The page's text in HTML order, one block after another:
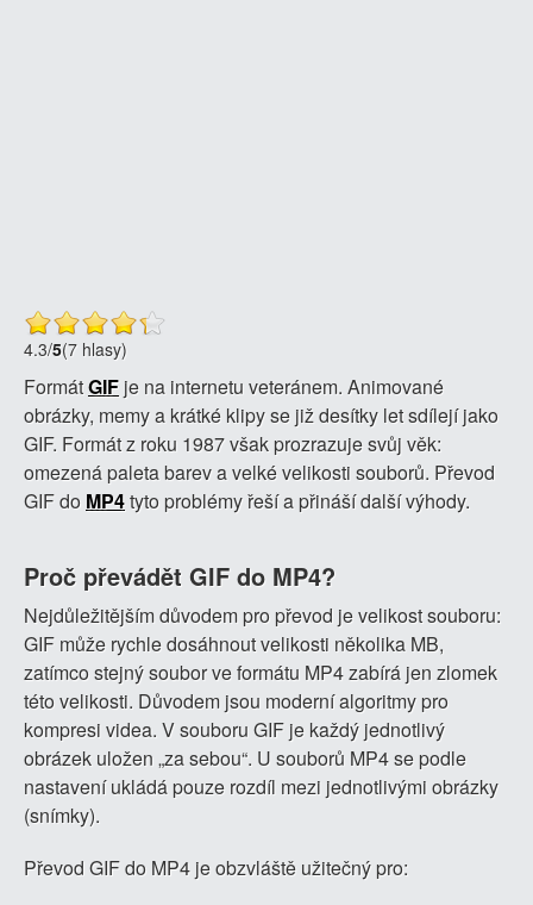
4.3/5(7 hlasy)
FormátGIF je na internetu veteránem. Animované
obrázky, memy a krátké klipy se již desítky let sdílejí jako
GIF. Formát z roku 1987 však prozrazuje svůj věk:
omezená paleta barev a velké velikosti souborů. Převod
GIF do MP4tyto problémy řeší a přináší další výhody.
Proč převádět GIF do MP4?
Nejdůležitějším důvodem pro převod je velikost souboru:
GIF může rychle dosáhnout velikosti několika MB,
zatímco stejný soubor ve formátu MP4 zabírá jen zlomek
této velikosti. Důvodem jsou moderní algoritmy pro
kompresi videa. V souboru GIF je každý jednotlivý
obrázek uložen „za sebou“. U souborů MP4 se podle
nastavení ukládá pouze rozdíl mezi jednotlivými obrázky
(snímky).
Převod GIF do MP4 je obzvláště užitečný pro: